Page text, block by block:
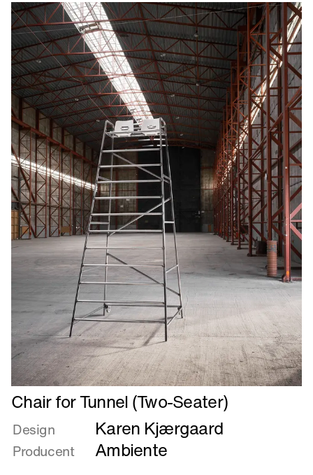
Læs
mere
om
Chair
Chair for Tunnel (Two-Seater)
Design Karen Kjærgaard
Producent Ambiente